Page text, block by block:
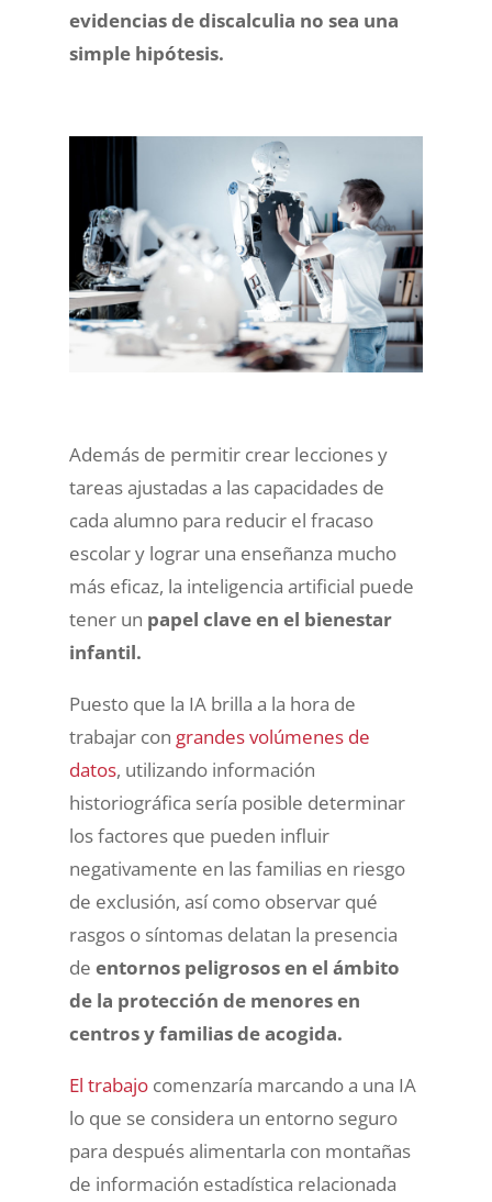
evidencias de discalculia no sea una
simple hipótesis.
Además de permitir crear lecciones y
tareas ajustadas a las capacidades de
cada alumno para reducir el fracaso
escolar y lograr una enseñanza mucho
más eficaz, la inteligencia artificial puede
tener un papel clave en el bienestar
infantil.
Puesto que la IA brilla a la hora de
trabajar con grandes volúmenes de
datos, utilizando información
historiográfica sería posible determinar
los factores que pueden influir
negativamente en las familias en riesgo
de exclusión, así como observar qué
rasgos o síntomas delatan la presencia
de entornos peligrosos en el ámbito
de la protección de menores en
centros y familias de acogida.
El trabajocomenzaría marcando a una IA
lo que se considera un entorno seguro
para después alimentarla con montañas
de información estadística relacionada